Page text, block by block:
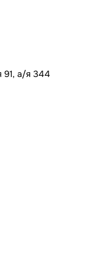
91, а/я 344